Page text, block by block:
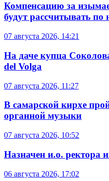
Компенсацию за
будут рассчитывать
07 августа 2026, 14:21
На даче купца
del Volga
07 августа 2026, 11:27
В самарской кирхе
органной музыки
07 августа 2026, 10:52
Назначен и.о. ректора
06 августа 2026, 17:02